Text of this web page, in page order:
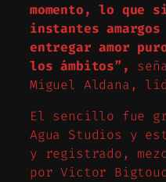
momento, lo
instantes
entregar amor
los ámbitos”,
Miguel Aldana,
El sencillo fue
Agua Studios y
y registrado,
por Víctor